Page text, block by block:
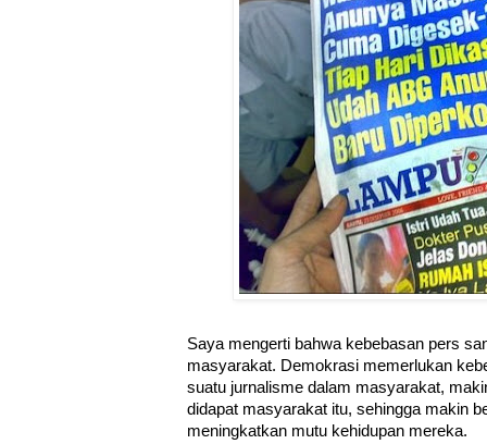
Saya mengerti bahwa kebebasan pers
masyarakat. Demokrasi memerlukan
suatu jurnalisme dalam masyarakat,
didapat masyarakat itu, sehingga makin
meningkatkan mutu kehidupan mereka.